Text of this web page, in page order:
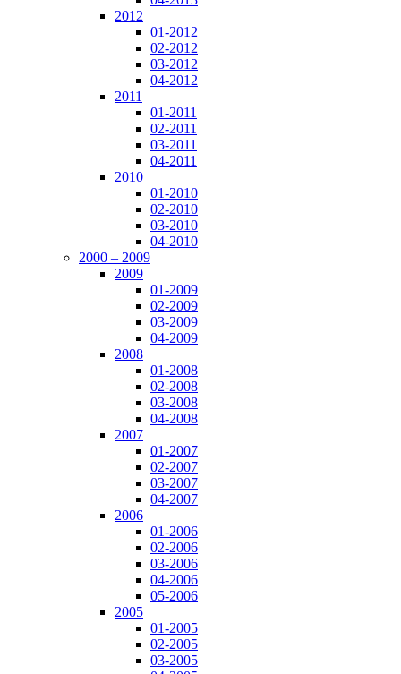
2012
01-2012
02-2012
03-2012
04-2012
2011
01-2011
02-2011
03-2011
04-2011
2010
01-2010
02-2010
03-2010
04-2010
2000 – 2009
2009
01-2009
02-2009
03-2009
04-2009
2008
01-2008
02-2008
03-2008
04-2008
2007
01-2007
02-2007
03-2007
04-2007
2006
01-2006
02-2006
03-2006
04-2006
05-2006
2005
01-2005
02-2005
03-2005